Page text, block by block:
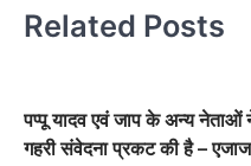
Related Posts
पप्पू यादव एवं जाप के अन्य नेताओं
गहरी संवेदना प्रकट की है –